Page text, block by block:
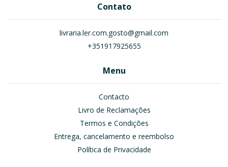
Contato
livraria.ler.com.gosto@gmail.com
+351917925655
Menu
Contacto
Livro de Reclamações
Termos e Condições
Entrega, cancelamento e reembolso
Política de Privacidade